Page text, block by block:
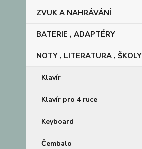
ZVUK A NAHRÁVÁNÍ
BATERIE , ADAPTÉRY
NOTY , LITERATURA , ŠKOLY
Klavír
Klavír pro 4 ruce
Keyboard
Čembalo